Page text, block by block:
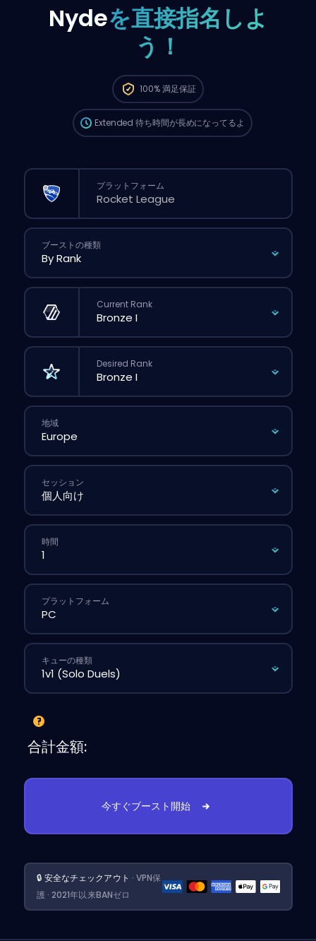
Nydeを直接指名しよ
う！
100%満足保証
から、サイトから普通に注文するより待ち時間
が長くなる可能性があるよ。
Extended 待ち時間が長めになってるよ
プラットフォーム
ブーストの種類
Current Rank
Desired Rank
地域
セッション
時間
プラットフォーム
キューの種類
合計金額:
今すぐブースト開始
🔒 安全なチェックアウト · VPN保
護 · 2021年以来BANゼロ